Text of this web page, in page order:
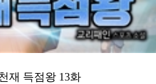
재 득점왕 13화